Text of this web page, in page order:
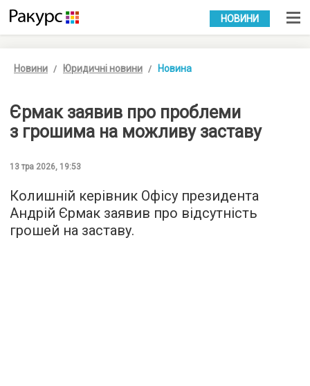
УКР РУС
НОВИНИ
Новини Юридичні новини Новина
Єрмак заявив про проблеми
з грошима на можливу заставу
13 тра 2026, 19:53
Колишній керівник Офісу президента
Андрій Єрмак заявив про відсутність
грошей на заставу.